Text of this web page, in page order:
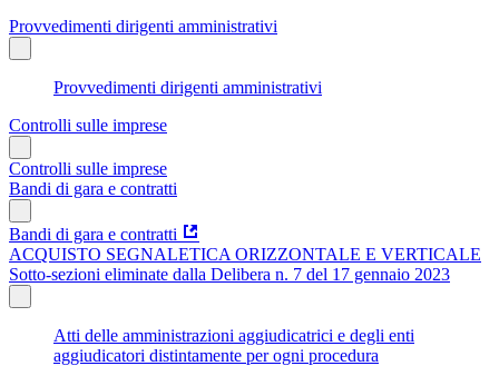
Provvedimenti dirigenti amministrativi
Provvedimenti dirigenti amministrativi
Controlli sulle imprese
Controlli sulle imprese
Bandi di gara e contratti
Bandi di gara e contratti
ACQUISTO SEGNALETICA ORIZZONTALE E VERTICALE
Sotto-sezioni eliminate dalla Delibera n. 7 del 17 gennaio 2023
Atti delle amministrazioni aggiudicatrici e degli enti
aggiudicatori distintamente per ogni procedura